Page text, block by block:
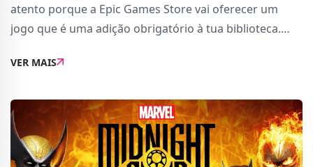
atento porque a Epic Games Store vai oferecer um
jogo que é uma adição obrigatório à tua biblioteca.
ficar gratuito?The Callisto Pr
VER MAIS